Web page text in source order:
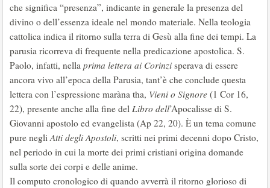
che significa “presenza”, indicante in generale la presenza del
divino o dell’essenza ideale nel mondo materiale. Nella teologia
cattolica indica il ritorno sulla terra di Gesù alla fine dei tempi. La
parusia ricorreva di frequente nella predicazione apostolica. S.
Paolo, infatti, nella prima lettera ai Corinzi sperava di essere
ancora vivo all’epoca della Parusia, tant’è che conclude questa
lettera con l’espressione maràna tha, Vieni o Signore (1 Cor 16,
22), presente anche alla fine del Libro dell’Apocalisse di S.
Giovanni apostolo ed evangelista (Ap 22, 20). È un tema comune
pure negliAtti degli Apostoli, scritti nei primi decenni dopo Cristo,
nel periodo in cui la morte dei primi cristiani origina domande
sulla sorte dei corpi e delle anime.
Il computo cronologico di quando avverrà il ritorno glorioso di